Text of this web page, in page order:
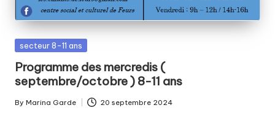
Posted
secteur 8-11 ans
Programme des mercredis (
septembre/octobre ) 8-11 ans
Posted
By Marina Garde 20 septembre 2024